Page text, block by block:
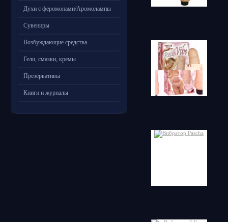
Духи с феромонами/Аромолампы
Сувениры
Возбуждающие средства
Гели, смазки, кремы
Презервативы
Книги и журналы